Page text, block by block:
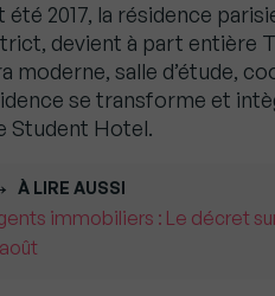
été 2017, la résidence
devient à part entière
moderne, salle d’étude,
se transforme et
Student Hotel.
À LIRE AUSSI
immobiliers : Le décret
août